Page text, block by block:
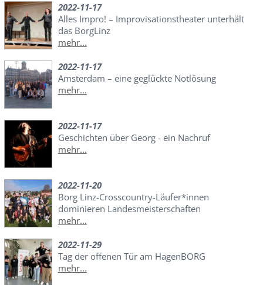
2022-11-17
Alles Impro! – Improvisationstheater unterhält
das BorgLinz
mehr...
2022-11-17
Amsterdam – eine geglückte Notlösung
mehr...
2022-11-17
Geschichten über Georg - ein Nachruf
mehr...
2022-11-20
Borg Linz-Crosscountry-Läufer*innen
dominieren Landesmeisterschaften
mehr...
2022-11-29
Tag der offenen Tür am HagenBORG
mehr...